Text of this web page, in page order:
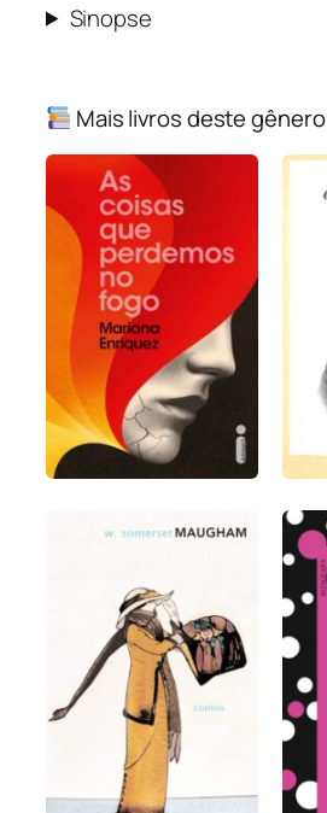
Sinopse
Mais livros deste gênero